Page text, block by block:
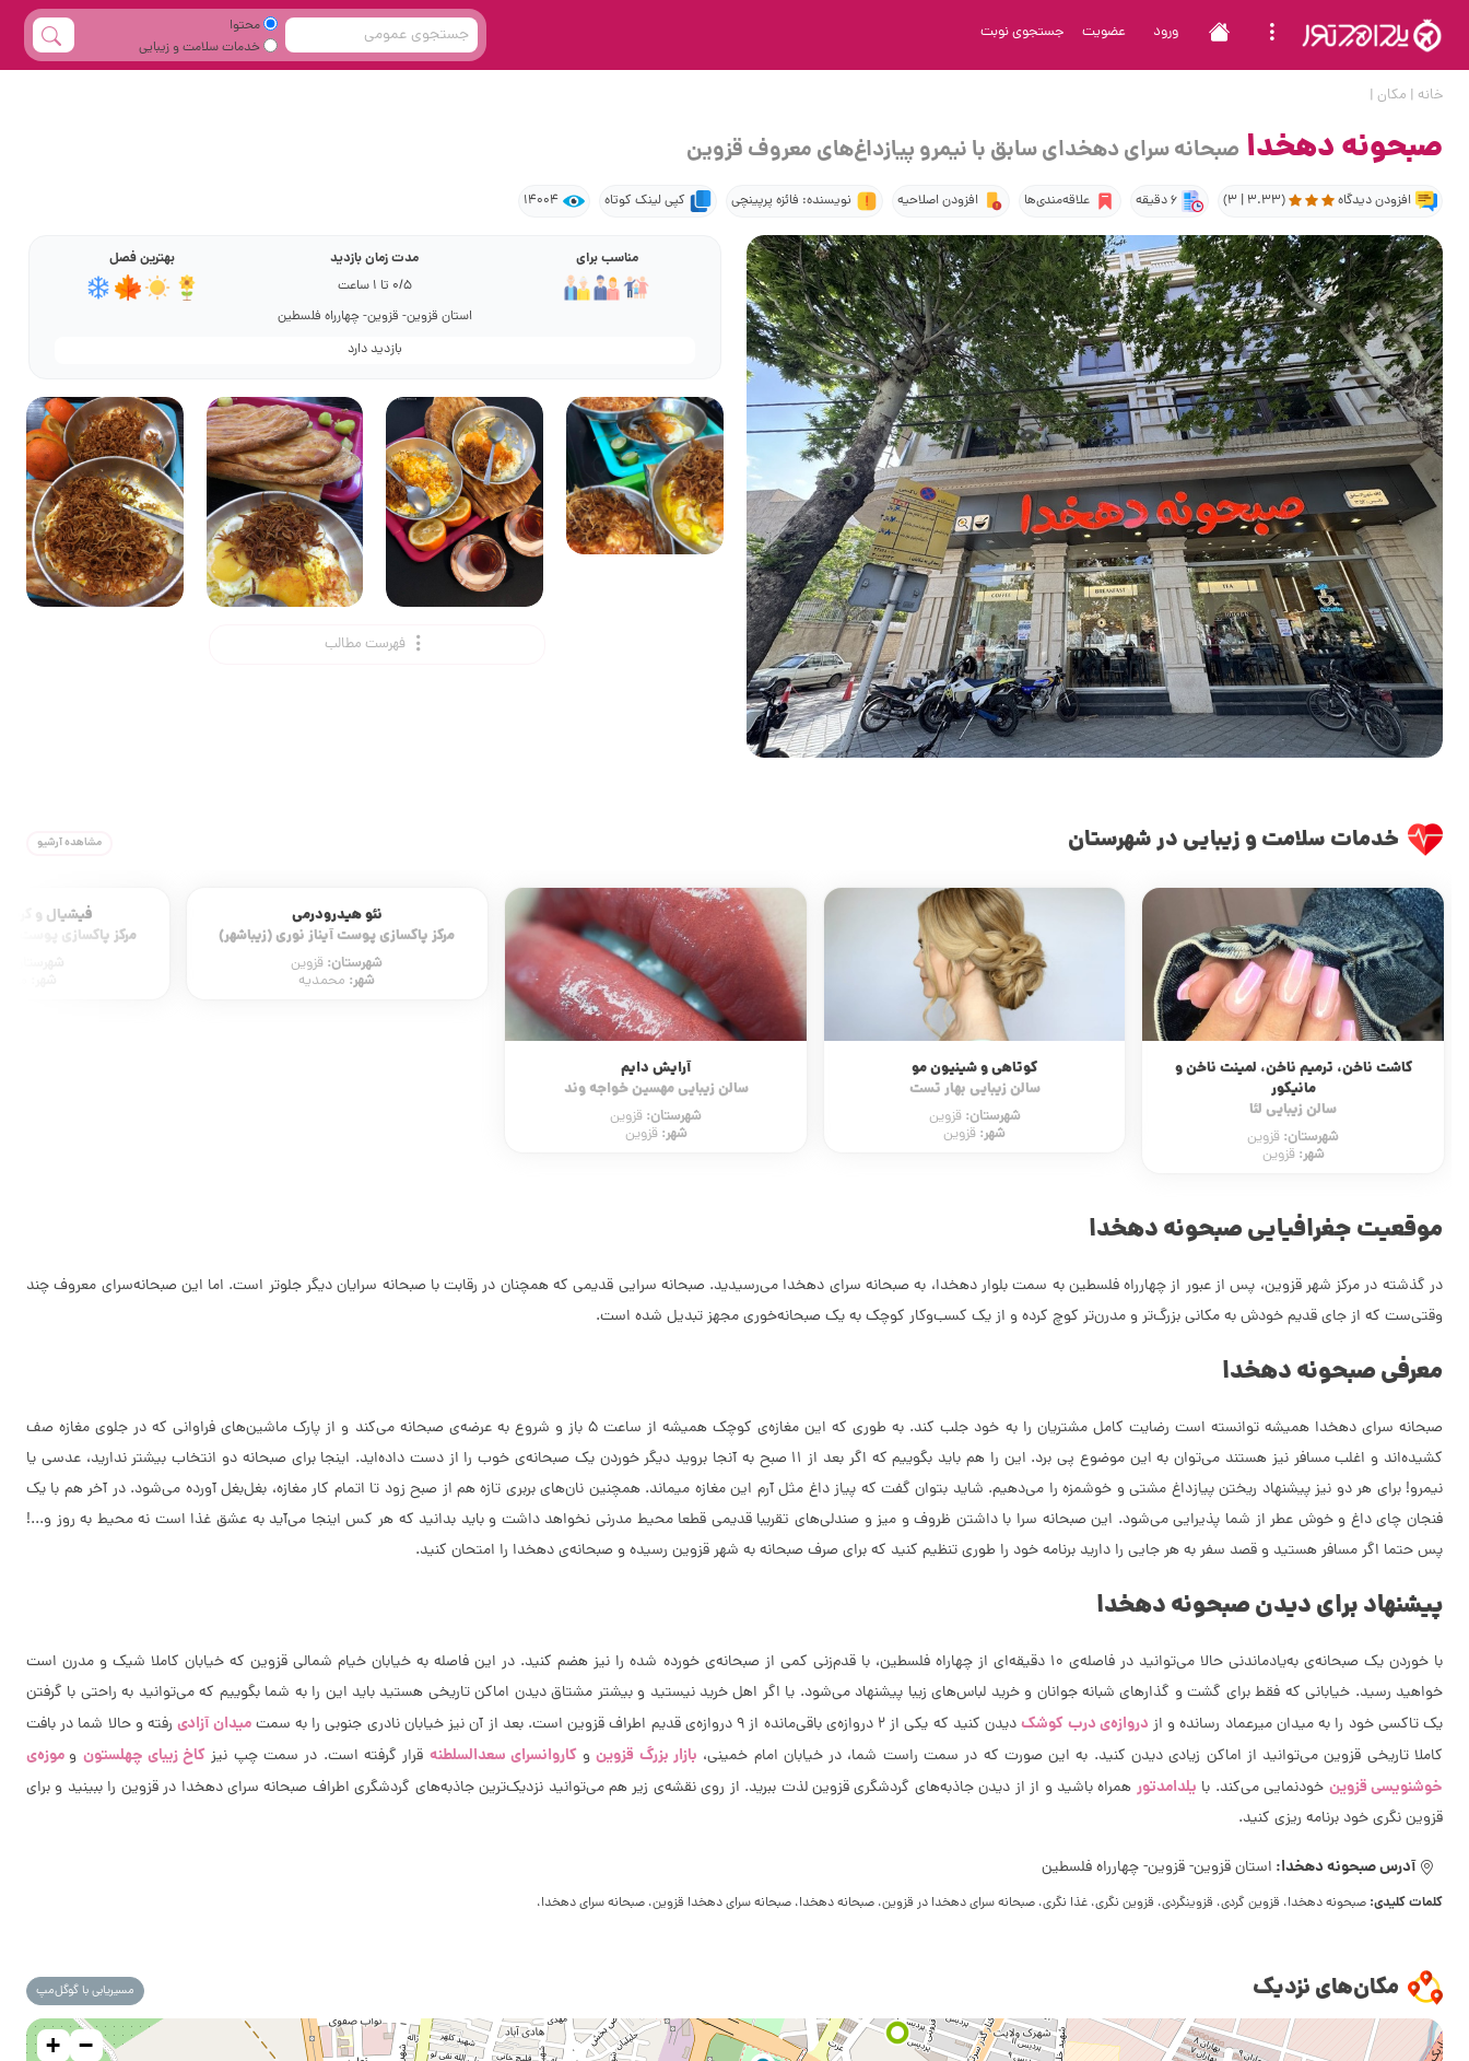
ورود عضویت جستجوی نوبت
محتوا
خدمات سلامت و زیبایی
خانه | مکان |
صبحونه دهخدا صبحانه سرای دهخدای سابق با نیمرو پیازداغ‌های معروف قزوین
افزودن دیدگاه (3.33 | 3) 6 دقیقه علاقه‌مندی‌ها افزودن اصلاحیه نویسنده: فائزه پرپینچی کپی لینک کوتاه 14004
مناسب برای مدت زمان بازدید
0/5 تا 1 ساعت
بهترین فصل
استان قزوین- قزوین- چهارراه فلسطین
بازدید دارد
فهرست مطالب
خدمات سلامت و زیبایی در شهرستان مشاهده آرشیو
کوتاهی و شینیون مو
سالن زیبایی بهار تست
شهرستان:قزوین
شهر:قزوین
آرایش دایم
سالن زیبایی مهسین خواجه وند
شهرستان:قزوین
شهر:قزوین
نئو هیدرودرمی
مرکز پاکسازی پوست آیناز نوری (زیباشهر)
شهرستان:قزوین
شهر:محمدیه
فیشیال و کربوکسی تراپی
مرکز پاکسازی پوست آیناز نوری (زیباشهر)
شهرستان:قزوین
شهر: محمدیه
موقعیت جغرافیایی صبحونه دهخدا
در گذشته در مرکز شهر قزوین، پس از عبور از چهارراه فلسطین به سمت بلوار دهخدا، به صبحانه سرای دهخدا می‌رسیدید. صبحانه سرایی قدیمی که همچنان در رقابت با صبحانه سرایان دیگر جلوتر است. اما این صبحانه‌سرای معروف چند
وقتی‌ست که از جای قدیم خودش به مکانی بزرگ‌تر و مدرن‌تر کوچ کرده و از یک کسب‌وکار کوچک به یک صبحانه‌خوری مجهز تبدیل شده است.
معرفی صبحونه دهخدا
صبحانه سرای دهخدا همیشه توانسته است رضایت کامل مشتریان را به خود جلب کند. به طوری که این مغازه‌ی کوچک همیشه از ساعت 5 باز و شروع به عرضه‌ی صبحانه می‌کند و از پارک ماشین‌های فراوانی که در جلوی مغازه صف
کشیده‌اند و اغلب مسافر نیز هستند می‌توان به این موضوع پی برد. این را هم باید بگوییم که اگر بعد از 11 صبح به آنجا بروید دیگر خوردن یک صبحانه‌ی خوب را از دست داده‌اید. اینجا برای صبحانه دو انتخاب بیشتر ندارید، عدسی یا
نیمرو! برای هر دو نیز پیشنهاد ریختن پیازداغ مشتی و خوشمزه را می‌دهیم. شاید بتوان گفت که پیاز داغ مثل آرم این مغازه میماند. همچنین نا‌ن‌های بربری تازه هم از صبح زود تا اتمام کار مغازه، بغل‌بغل آورده می‌شود. در آخر هم با یک
فنجان چای داغ و خوش عطر از شما پذیرایی می‌شود. این صبحانه سرا با داشتن ظروف و میز و صندلی‌های تقریبا قدیمی قطعا محیط مدرنی نخواهد داشت و باید بدانید که هر کس اینجا می‌آید‌ به عشق غذا است نه محیط به روز و...!
پس حتما اگر مسافر هستید و قصد سفر به هر جایی را دارید برنامه خود را طوری تنظیم کنید که برای صرف صبحانه به شهر قزوین رسیده و صبحانه‌ی دهخدا را امتحان کنید.
پیشنهاد برای دیدن صبحونه دهخدا
با خوردن یک صبحانه‌ی به‌یادماندنی حالا می‌توانید در فاصله‌ی 10 دقیقه‌ای از چهاراه فلسطین، با قدم‌زنی کمی از صبحانه‌ی خورده شده را نیز هضم کنید. در این فاصله به خیابان خیام شمالی قزوین که خیابان کاملا شیک و مدرن است
خواهید رسید. خیابانی که فقط برای گشت و گذار‌های شبانه جوانان و خرید لباس‌های زیبا پیشنهاد می‌شود. یا اگر اهل خرید نیستید و بیشتر مشتاق دیدن اماکن تاریخی هستید باید این را به شما بگوییم که می‌توانید به راحتی با گرفتن
یک تاکسی خود را به میدان میرعماد رسانده و از دروازه‌ی درب کوشکدیدن کنید که یکی از 2 دروازه‌ی باقی‌مانده از 9 دروازه‌ی قدیم اطراف قزوین است. بعد از آن نیز خیابان نادری جنوبی را به سمت میدان آزادیرفته و حالا شما در بافت
کاملا تاریخی قزوین می‌توانید از اماکن زیادی دیدن کنید. به این صورت که در سمت راست شما، در خیابان امام خمینی، بازار بزرگ قزوینوکاروانسرای سعدالسلطنه قرار گرفته است. در سمت چپ نیز کاخ زیبای چهلستون و موزه‌ی
خوشنویسی قزوین خودنمایی می‌کند. با یلدامدتور همراه باشید و از از دیدن جاذبه‌های گردشگری قزوین لذت ببرید. از روی نقشه‌ی زیر هم می‌توانید نزدیک‌ترین جاذبه‌های گردشگری اطراف صبحانه سرای دهخدا در قزوین را ببینید و برای
قزوین نگری خود برنامه ریزی کنید.
آدرس صبحونه دهخدا: استان قزوین- قزوین- چهارراه فلسطین
کلمات کلیدی: صبحونه دهخدا، قزوین گردی، قزوینگردی، قزوین نگری، غذا نگری، صبحانه سرای دهخدا در قزوین، صبحانه دهخدا، صبحانه سرای دهخدا قزوین، صبحانه سرای دهخدا،
مکان‌های نزدیک مسیریابی با گوگل‌مپ
+ −